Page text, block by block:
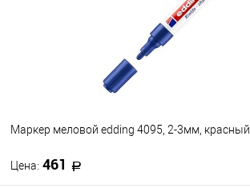
Маркер меловой edding 4095, 2-3мм, красный
Цена: 461